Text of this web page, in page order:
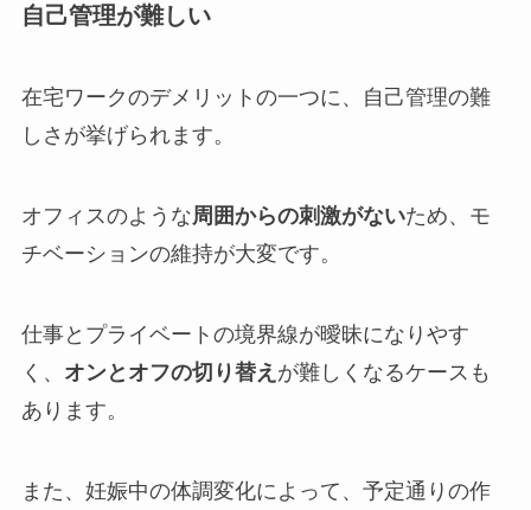
自己管理が難しい
在宅ワークのデメリットの一つに、自己管理の難
しさが挙げられます。
オフィスのような周囲からの刺激がないため、モ
チベーションの維持が大変です。
仕事とプライベートの境界線が曖昧になりやす
く、 オンとオフの切り替え が難しくなるケースも
あります。
また、妊娠中の体調変化によって、予定通りの作